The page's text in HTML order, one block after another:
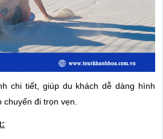
chi tiết, giúp du khách dễ dàng hình
đi trọn vẹn.